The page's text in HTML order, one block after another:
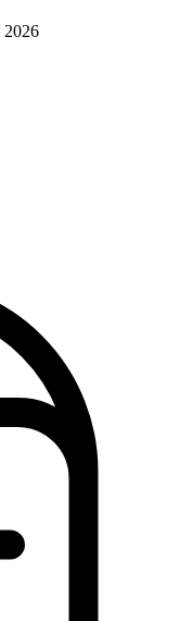
2026